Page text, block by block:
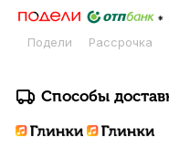
Подели Рассрочка
Способы